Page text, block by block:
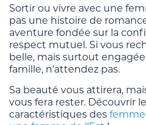
Sortir ou vivre avec une
pas une histoire de
aventure fondée sur la
respect mutuel. Si vous
belle, mais surtout
famille, n’attendez pas.
Sa beauté vous attirera,
vous fera rester. Découvrir
caractéristiques des